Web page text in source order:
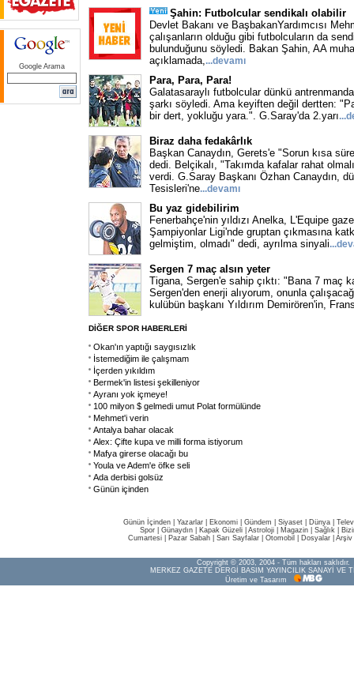
Google Arama
Şahin: Futbolcular sendikalı olabilir
Devlet Bakanı ve BaşbakanYardımcısı
çalışanların olduğu gibi futbolcuların da
bulunduğunu söyledi. Bakan Şahin, AA
açıklamada,...devamı
Para, Para, Para!
Galatasaraylı futbolcular dünkü
şarkı söyledi. Ama keyiften değil dertten:
bir dert, yokluğu yara.". G.Saray'da 2.yarı...
Biraz daha fedakârlık
Başkan Canaydın, Gerets'e "Sorun kısa
dedi. Belçikalı, "Takımda kafalar rahat
verdi. G.Saray Başkanı Özhan Canaydın,
Tesisleri'ne...devamı
Bu yaz gidebilirim
Fenerbahçe'nin yıldızı Anelka, L'Equipe
Şampiyonlar Ligi'nde gruptan çıkmasına
gelmiştim, olmadı" dedi, ayrılma sinyali...
Sergen 7 maç alsın yeter
Tigana, Sergen'e sahip çıktı: "Bana 7 maç
Sergen'den enerji alıyorum, onunla
kulübün başkanı Yıldırım Demirören'in,
DİĞER SPOR HABERLERİ
Okan'ın yaptığı saygısızlık
İstemediğim ile çalışmam
İçerden yıkıldım
Bermek'in listesi şekilleniyor
Ayranı yok içmeye!
100 milyon $ gelmedi umut Polat formülünde
Mehmet'i verin
Antalya bahar olacak
Alex: Çifte kupa ve milli forma istiyorum
Mafya girerse olacağı bu
Youla ve Adem'e öfke seli
Ada derbisi golsüz
Günün içinden
Günün İçinden Yazarlar Ekonomi Gündem Siyaset Dünya |
Spor
Günaydın Kapak Güzeli Astroloji Magazin Sağlık
Cumartesi
Pazar Sabah Sarı Sayfalar Otomobil Dosyalar Arşiv
Copyright © 2003, 2004 - Tüm hakları saklıdır.
MERKEZ GAZETE DERGİ BASIM YAYINCILIK SANAYİ VE
Üretim ve Tasarım